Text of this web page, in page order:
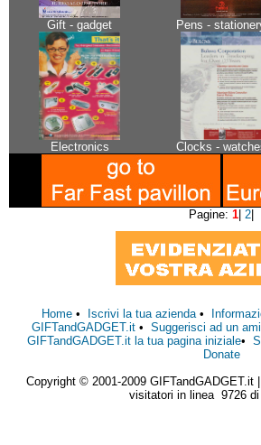
Gift - gadget Pens -
Electronics Clocks -
Pagine: 1 2
Home• Iscrivi la tua azienda•
GIFTandGADGET.it• Suggerisci ad un
GIFTandGADGET.it la tua pagina iniziale•
Donate
Copyright © 2001-2009 GIFTandGADGET.it
visitatori in linea 9726 di